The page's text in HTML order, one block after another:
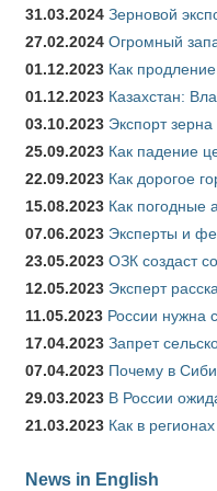
31.03.2024 Зерновой
27.02.2024 Огромный
01.12.2023 Как
01.12.2023 Казахстан:
03.10.2023 Экспорт
25.09.2023 Как падение
22.09.2023 Как дорогое
15.08.2023 Как погодные
07.06.2023 Эксперты и
23.05.2023 ОЗК создаст
12.05.2023 Эксперт
11.05.2023 России нужна
17.04.2023 Запрет
07.04.2023 Почему в
29.03.2023 В России
21.03.2023 Как в
News in English